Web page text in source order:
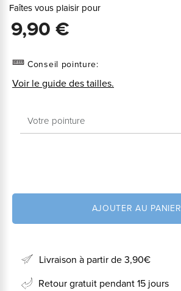
Faîtes vous plaisir pour
9,90 €
Conseil pointure:
Voir le guide des tailles.
AJOUTER AU PANIER
Livraison à partir de 3,90€
Retour gratuit pendant 15 jours